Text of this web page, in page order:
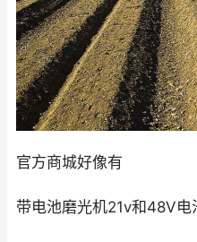
官方商城好像有
带电池磨光机21ⅴ和48V电